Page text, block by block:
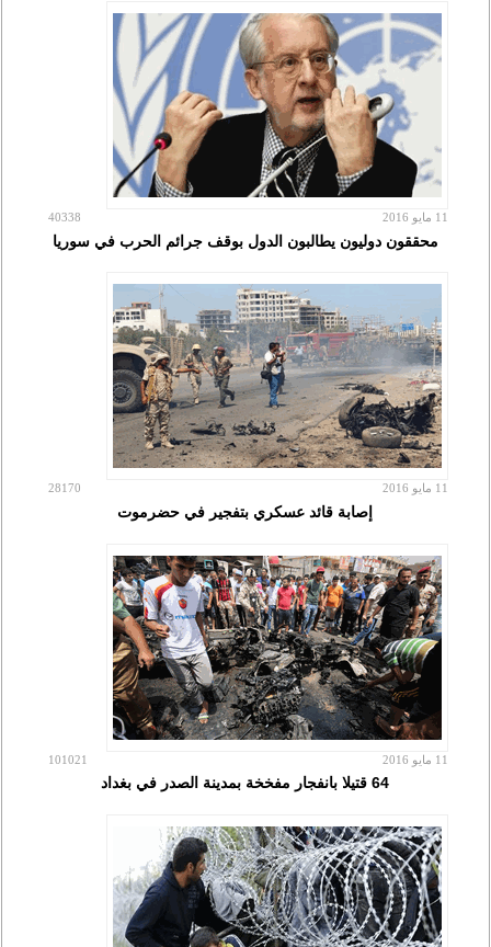
11 مايو 2016 40338
محققون دوليون يطالبون الدول بوقف جرائم الحرب في سوريا
11 مايو 2016 28170
إصابة قائد عسكري بتفجير في حضرموت
11 مايو 2016 101021
64 قتيلا بانفجار مفخخة بمدينة الصدر في بغداد